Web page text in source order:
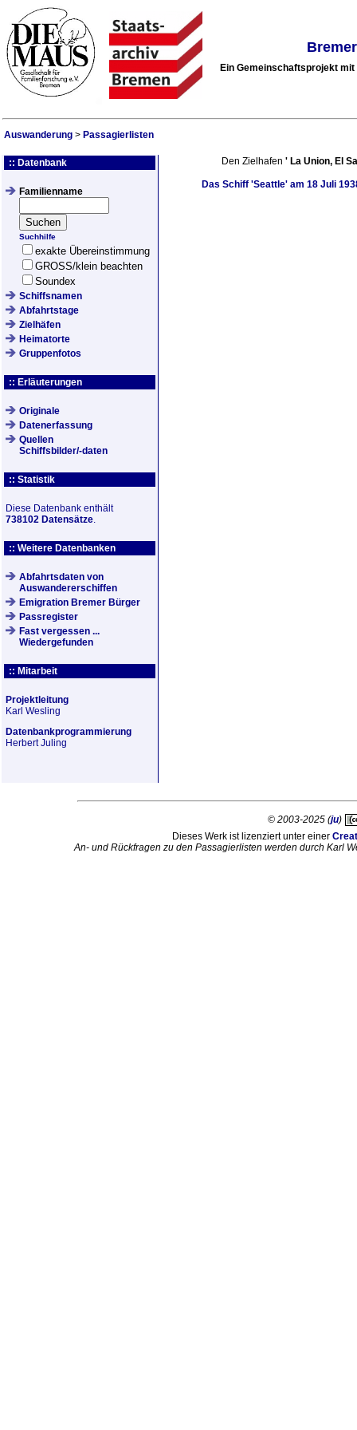
Ein Gemeinschaftsprojekt
Auswanderung > Passagierlisten
:: Datenbank
Familienname
Suchhilfe
exakte Übereinstimmung
GROSS/klein beachten
Soundex
Schiffsnamen
Abfahrtstage
Zielhäfen
Heimatorte
Gruppenfotos
:: Erläuterungen
Originale
Datenerfassung
Quellen
Schiffsbilder/-daten
:: Statistik
Diese Datenbank enthält
738102 Datensätze.
:: Weitere Datenbanken
Abfahrtsdaten von
Auswandererschiffen
Emigration Bremer Bürger
Passregister
Fast vergessen ...
Wiedergefunden
:: Mitarbeit
Projektleitung
Karl Wesling
Datenbankprogrammierung
Herbert Juling
Den Zielhafen ' La Union, El
Das Schiff 'Seattle' am 18 Juli
© 2003-2025 (ju)
Dieses Werk ist lizenziert unter einer
An- und Rückfragen zu den Passagierlisten werden durch Karl